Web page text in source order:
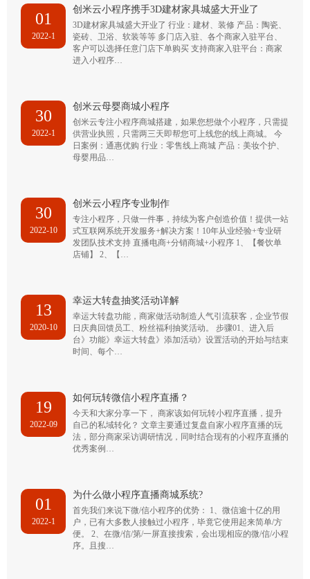
01
2022-1
创米云小程序携手3D建材家具城盛大开业了
3D建材家具城盛大开业了 行业：建材、装修 产品：陶瓷、
瓷砖、卫浴、软装等等 多门店入驻、各个商家入驻平台、
客户可以选择任意门店下单购买 支持商家入驻平台：商家
进入小程序…
30
2022-1
创米云母婴商城小程序
创米云专注小程序商城搭建，如果您想做个小程序，只需提
供营业执照，只需两三天即帮您可上线您的线上商城。 今
日案例：通惠优购 行业：零售线上商城 产品：美妆个护、
母婴用品…
30
2022-10
创米云小程序专业制作
专注小程序，只做一件事，持续为客户创造价值！提供一站
式互联网系统开发服务+解决方案！10年从业经验+专业研
发团队技术支持 直播电商+分销商城+小程序 1、【餐饮单
店铺】 2、【…
13
2020-10
幸运大转盘抽奖活动详解
幸运大转盘功能，商家做活动制造人气引流获客，企业节假
日庆典回馈员工、粉丝福利抽奖活动。 步骤01、进入后
台》功能》幸运大转盘》添加活动》设置活动的开始与结束
时间、每个…
19
2022-09
如何玩转微信小程序直播？
今天和大家分享一下， 商家该如何玩转小程序直播，提升
自己的私域转化？ 文章主要通过复盘自家小程序直播的玩
法，部分商家采访调研情况，同时结合现有的小程序直播的
优秀案例…
01
2022-1
为什么做小程序直播商城系统?
首先我们来说下微/信小程序的优势： 1、微信逾十亿的用
户，已有大多数人接触过小程序，毕竟它使用起来简单/方
便。 2、在微/信/第/一屏直接搜索，会出现相应的微/信/小程
序。且搜…